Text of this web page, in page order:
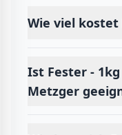
Wie viel kostet
Ist Fester -
Metzger